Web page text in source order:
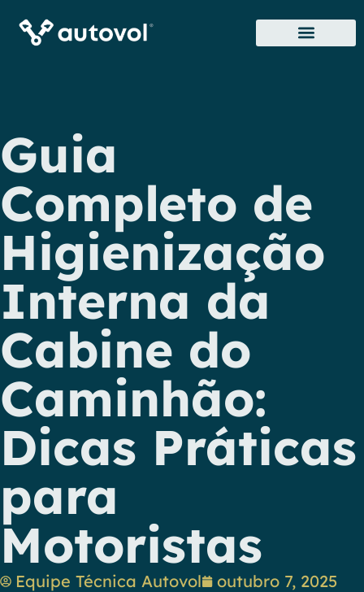
Guia
Completo de
Higienização
Interna da
Cabine do
Caminhão:
Dicas Práticas
para
Motoristas
Equipe Técnica Autovol
outubro 7, 2025